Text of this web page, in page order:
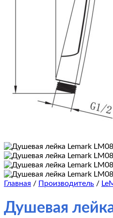
Главная / Производитель /
Душевая